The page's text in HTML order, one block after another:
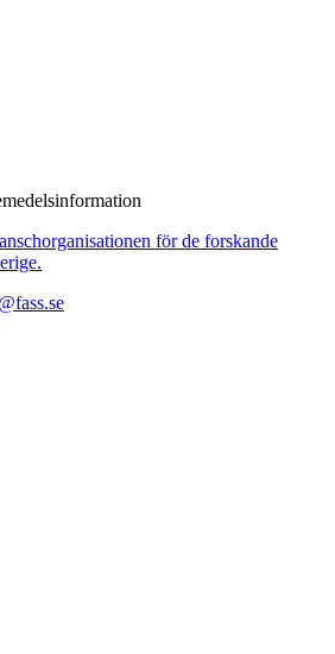
för de forskande